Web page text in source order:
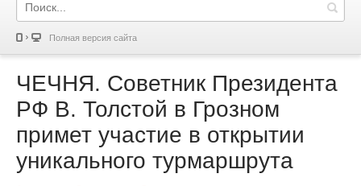
Полная версия сайта
ЧЕЧНЯ. Советник Президента
РФ В. Толстой в Грозном
примет участие в открытии
уникального турмаршрута